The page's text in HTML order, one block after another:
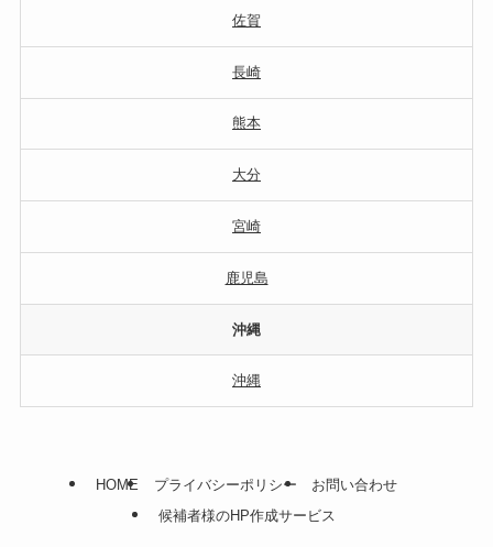
佐賀
長崎
熊本
大分
宮崎
鹿児島
沖縄
沖縄
HOME プライバシーポリシー
お問い合わせ
候補者様のHP作成サービス